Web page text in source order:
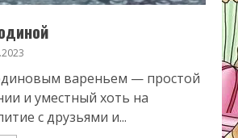
вареньем — простой
и уместный хоть на
с друзьями и...